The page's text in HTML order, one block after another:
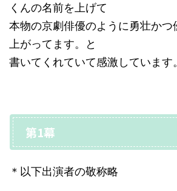
くんの名前を上げて
本物の京劇俳優のように勇壮かつ
上がってます。と
書いてくれていて感激しています。
第1幕
＊以下出演者の敬称略